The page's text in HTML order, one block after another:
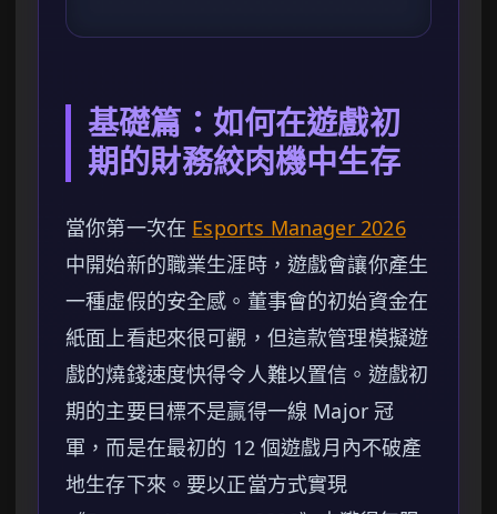
基礎篇：如何在遊戲初
期的財務絞肉機中生存
當你第一次在 Esports Manager 2026
中開始新的職業生涯時，遊戲會讓你產生
一種虛假的安全感。董事會的初始資金在
紙面上看起來很可觀，但這款管理模擬遊
戲的燒錢速度快得令人難以置信。遊戲初
期的主要目標不是贏得一線 Major 冠
軍，而是在最初的 12 個遊戲月內不破產
地生存下來。要以正當方式實現